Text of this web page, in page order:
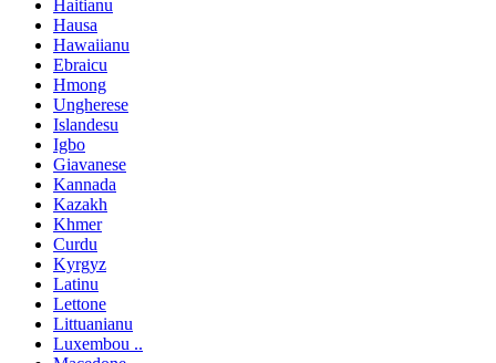
Haitianu
Hausa
Hawaiianu
Ebraicu
Hmong
Ungherese
Islandesu
Igbo
Giavanese
Kannada
Kazakh
Khmer
Curdu
Kyrgyz
Latinu
Lettone
Littuanianu
Luxembou ..